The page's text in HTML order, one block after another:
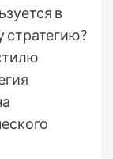
в
стратегию?